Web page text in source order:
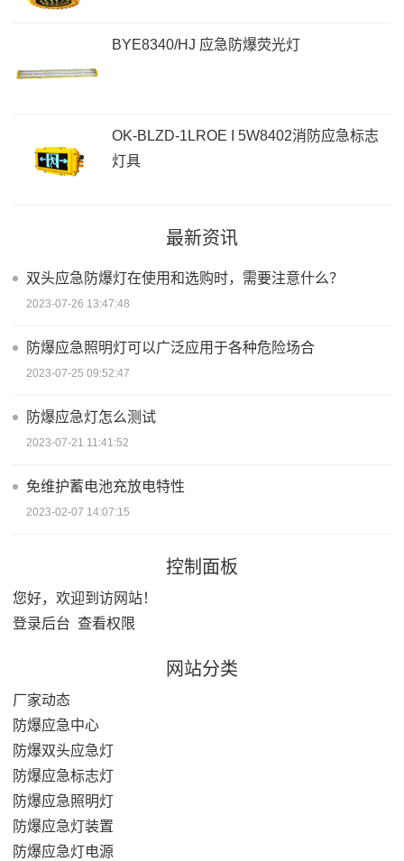
BYE8340/HJ 应急防爆荧光灯
OK-BLZD-1LROE I 5W8402消防应急标志
灯具
最新资讯
双头应急防爆灯在使用和选购时，需要注意什么？
2023-07-26 13:47:48
防爆应急照明灯可以广泛应用于各种危险场合
2023-07-25 09:52:47
防爆应急灯怎么测试
2023-07-21 11:41:52
免维护蓄电池充放电特性
2023-02-07 14:07:15
控制面板
您好，欢迎到访网站！
登录后台 查看权限
网站分类
厂家动态
防爆应急中心
防爆双头应急灯
防爆应急标志灯
防爆应急照明灯
防爆应急灯装置
防爆应急灯电源